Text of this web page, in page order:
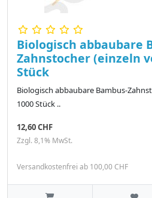
Biologisch abbaubare
Zahnstocher (einzeln
Stück
Biologisch abbaubare Bambus-
1000 Stück ..
12,60 CHF
Zzgl. 8,1% MwSt.
Versandkostenfrei ab 100,00 CHF